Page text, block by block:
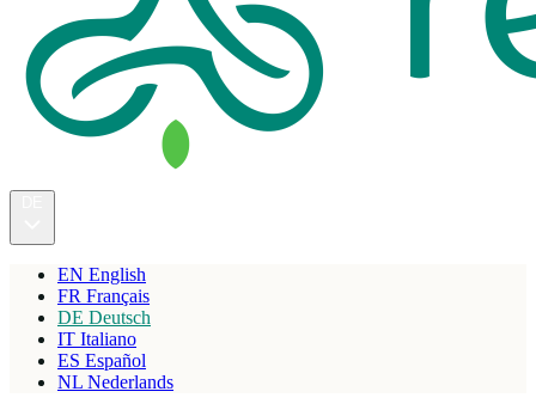
EN English
FR Français
DE Deutsch
IT Italiano
ES Español
NL Nederlands